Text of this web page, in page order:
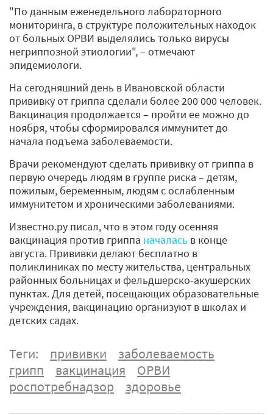
"По данным еженедельного лабораторного
мониторинга, в структуре положительных находок
от больных ОРВИ выделялись только вирусы
негриппозной этиологии", − отмечают
эпидемиологи.
На сегодняшний день в Ивановской области
прививку от гриппа сделали более 200 000 человек.
Вакцинация продолжается – пройти ее можно до
ноября, чтобы сформировался иммунитет до
начала подъема заболеваемости.
Врачи рекомендуют сделать прививку от гриппа в
первую очередь людям в группе риска – детям,
пожилым, беременным, людям с ослабленным
иммунитетом и хроническими заболеваниями.
Известно.ру писал, что в этом году осенняя
вакцинация против гриппа началась в конце
августа. Прививки делают бесплатно в
поликлиниках по месту жительства, центральных
районных больницах и фельдшерско-акушерских
пунктах. Для детей, посещающих образовательные
учреждения, вакцинацию организуют в школах и
детских садах.
Теги: прививки
заболеваемость
грипп
вакцинация
ОРВИ
роспотребнадзор
здоровье